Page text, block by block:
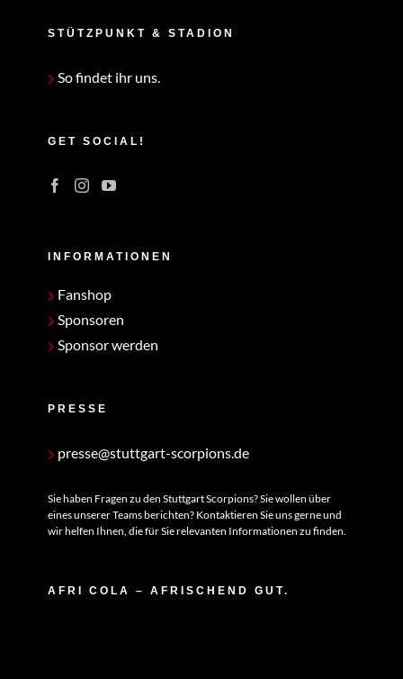
STÜTZPUNKT & STADION
So findet ihr uns.
GET SOCIAL!
INFORMATIONEN
Fanshop
Sponsoren
Sponsor werden
PRESSE
presse@stuttgart-scorpions.de
Sie haben Fragen zu den Stuttgart Scorpions? Sie wollen über
eines unserer Teams berichten? Kontaktieren Sie uns gerne und
wir helfen Ihnen, die für Sie relevanten Informationen zu finden.
AFRI COLA – AFRISCHEND GUT.